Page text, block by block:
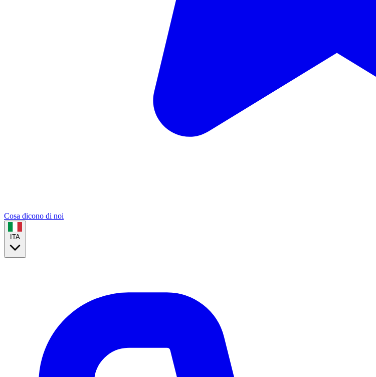
Cosa dicono di noi
ITA